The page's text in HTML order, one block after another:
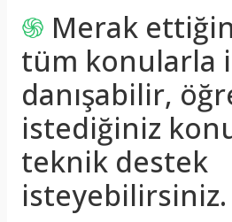
֍ Merak
tüm konularla
danışabilir,
istediğiniz
teknik destek
isteyebilirsiniz.